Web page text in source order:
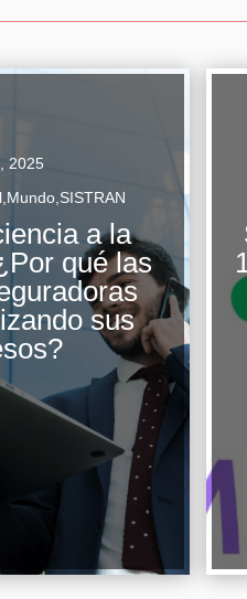
2025
,Mundo,SISTRAN
a la
qué las
sus
seguros ha sido
caracterizado por
dependientes de la
un entorno donde